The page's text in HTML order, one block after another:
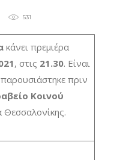
531
κάνει πρεμιέρα
, στις 21.30. Είναι
πριν
Κοινού
Θεσσαλονίκης.